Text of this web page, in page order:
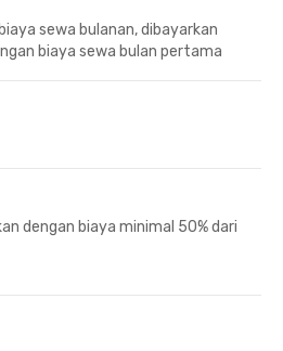
sewa bulanan, dibayarkan
biaya sewa bulan pertama
dengan biaya minimal 50% dari